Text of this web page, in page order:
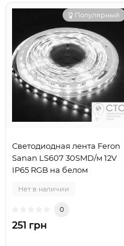
Популярный
Светодиодная лента Feron
Sanan LS607 30SMD/м 12V
IP65 RGB на белом
Нет в наличии
0
251 грн